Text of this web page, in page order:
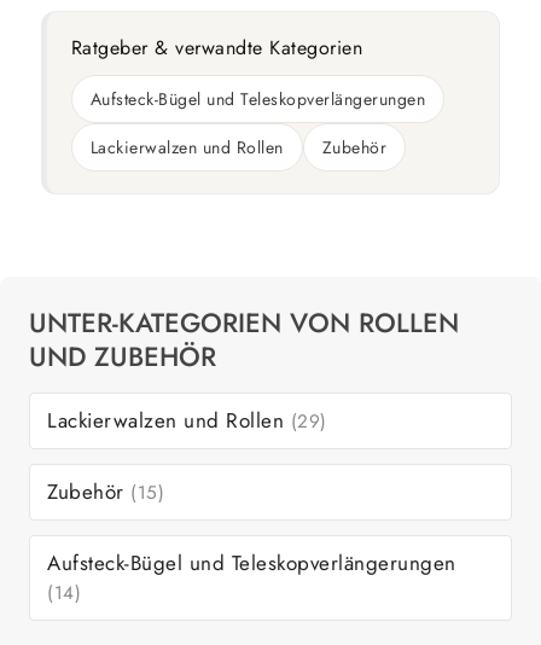
Ratgeber & verwandte Kategorien
Aufsteck-Bügel und Teleskopverlängerungen
Lackierwalzen und Rollen
Zubehör
UNTER-KATEGORIEN VON ROLLEN
UND ZUBEHÖR
Lackierwalzen und Rollen (29)
Zubehör (15)
Aufsteck-Bügel und Teleskopverlängerungen
(14)